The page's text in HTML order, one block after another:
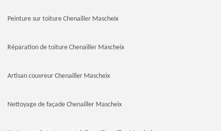
Peinture sur toiture Chenailler Mascheix
Réparation de toiture Chenailler Mascheix
Artisan couvreur Chenailler Mascheix
Nettoyage de façade Chenailler Mascheix